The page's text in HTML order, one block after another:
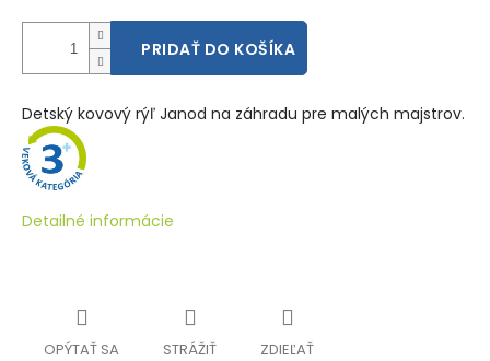
PRIDAŤ DO KOŠÍKA
Detský kovový rýľ Janod na záhradu pre malých majstrov.
Detailné informácie
OPÝTAŤ SA STRÁŽIŤ ZDIEĽAŤ